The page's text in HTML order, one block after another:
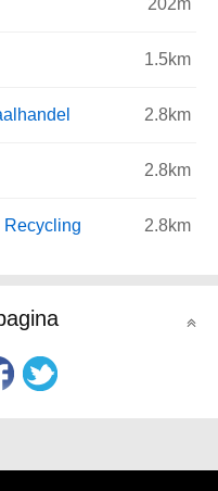
1.5km
2.8km
2.8km
Recycling 2.8km